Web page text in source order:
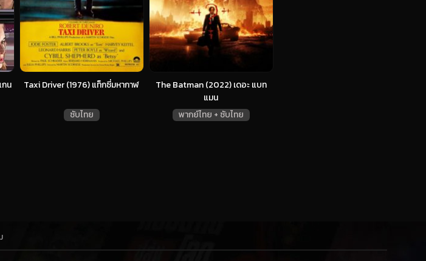
น
Taxi Driver (1976) แท็กซี่มหากาฬ
ซับไทย
The Batman (2022) เดอะ แบท
แมน
พากย์ไทย + ซับไทย